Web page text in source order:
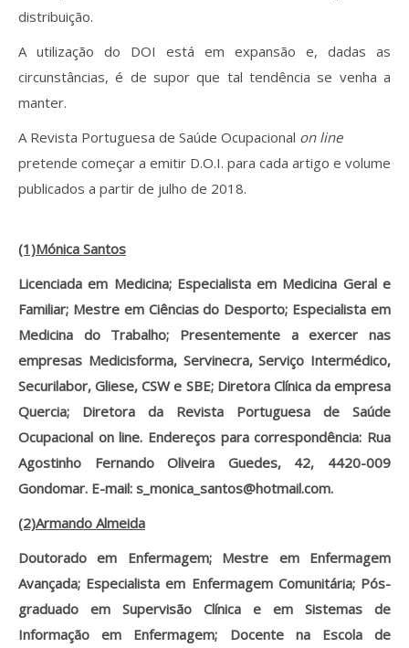
distribuição.
A utilização do DOI está em expansão e, dadas as
circunstâncias, é de supor que tal tendência se venha a
manter.
A Revista Portuguesa de Saúde Ocupacional on line
pretende começar a emitir D.O.I. para cada artigo e volume
publicados a partir de julho de 2018.
(1)Mónica Santos
Licenciada em Medicina; Especialista em Medicina Geral e
Familiar; Mestre em Ciências do Desporto; Especialista em
Medicina do Trabalho; Presentemente a exercer nas
empresas Medicisforma, Servinecra, Serviço Intermédico,
Securilabor, Gliese, CSW e SBE; Diretora Clínica da empresa
Quercia; Diretora da Revista Portuguesa de Saúde
Ocupacional on line. Endereços para correspondência: Rua
Agostinho Fernando Oliveira Guedes, 42, 4420-009
Gondomar. E-mail: s_monica_santos@hotmail.com.
(2)Armando Almeida
Doutorado em Enfermagem; Mestre em Enfermagem
Avançada; Especialista em Enfermagem Comunitária; Pós-
graduado em Supervisão Clínica e em Sistemas de
Informação em Enfermagem; Docente na Escola de